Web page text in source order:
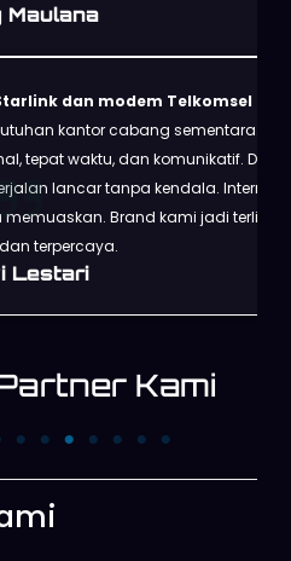
Maulana
dan modem Telkomsel dari
kantor cabang sementara.
tepat waktu, dan komunikatif. Dari
lancar tanpa kendala. Internet
Brand kami jadi terlihat
terpercaya.
Lestari
Kami
PT. Trans News
Corpora